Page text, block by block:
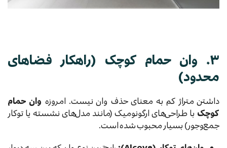
۳. وان حمام کوچک (راهکار فضاهای
محدود)
داشتن متراژ کم به معنای حذف وان نیست. امروزه وان حمام
کوچک با طراحی‌های ارگونومیک (مانند مدل‌های نشسته یا توکار
جمع‌وجور) بسیار محبوب شده است.